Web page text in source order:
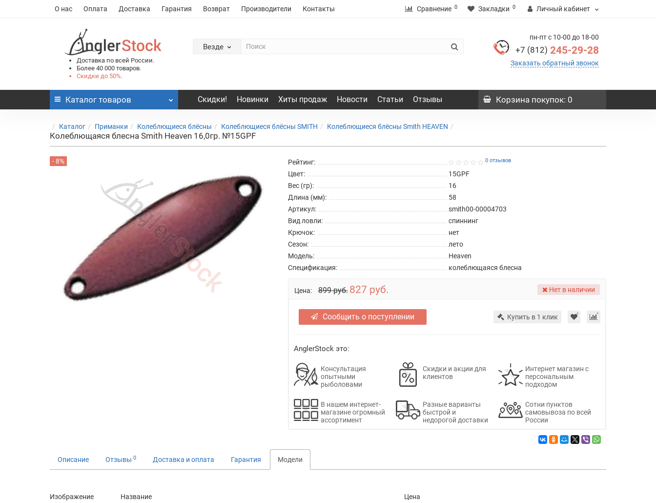
О нас Оплата Доставка Гарантия Возврат Производители Контакты Сравнение 0 Закладки 0 Личный кабинет
Доставка по всей России.
Более 40 000 товаров.
Скидки до 50%.
Везде
пн-пт с 10-00 до 18-00
+7 (812) 245-29-28
Заказать обратный звонок
Каталог товаров Скидки! Новинки Хиты продаж Новости Статьи Отзывы Корзина покупок: 0
Каталог Приманки Колеблющиеся блёсны Колеблющиеся блёсны SMITH Колеблющиеся блёсны Smith HEAVEN
Колеблющаяся блесна Smith Heaven 16,0гр. №15GPF
- 8% Рейтинг: 0 отзывов
Цвет:
15GPF
Вес (гр):
16
Длина (мм):
58
Артикул:
smith00-00004703
Вид ловли:
спиннинг
Крючок:
нет
Сезон:
лето
Модель:
Heaven
Спецификация:
колеблющаяся блесна
Цена: 899 руб. 827 руб. Нет в наличии
Сообщить о поступлении Купить в 1 клик
AnglerStock это:
Консультация
опытными
рыболовами
Скидки и акции для
клиентов
Интернет магазин с
персональным
подходом
В нашем интернет-
магазине огромный
ассортимент
Разные варианты
быстрой и
недорогой доставки
Сотни пунктов
самовывоза по всей
России
Описание Отзывы 0 Доставка и оплата Гарантия Модели
Изображение Название Цена